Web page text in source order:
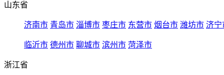
山东省
济南市 青岛市 淄博市 枣庄市 东营市 烟台市 潍坊市 济宁
临沂市 德州市 聊城市 滨州市 菏泽市
浙江省